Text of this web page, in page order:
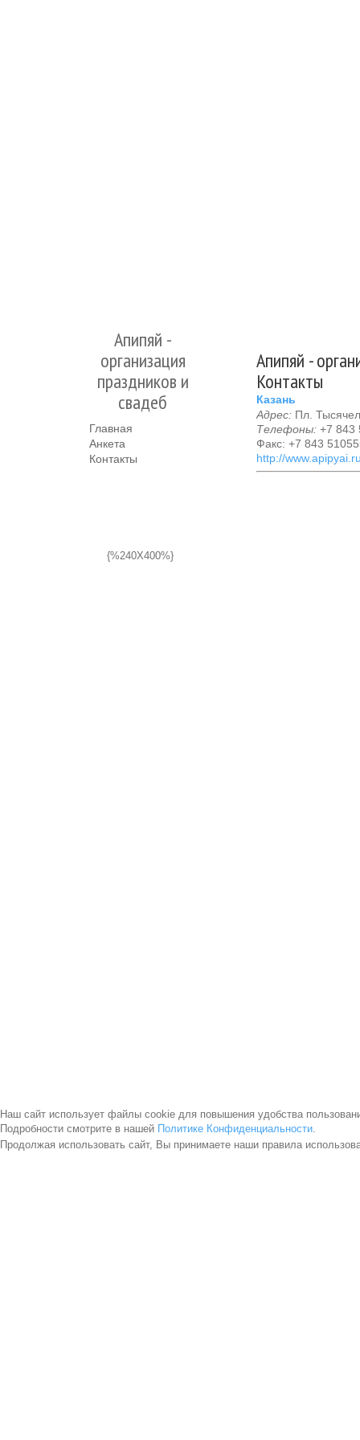
Апипяй -
организация
праздников и
свадеб
Главная
Анкета
Контакты
{%240X400%}
Апипяй -
Контакты
Казань
Адрес: Пл.
Телефоны: +7 843
Факс: +7 843
http://
Наш сайт использует файлы cookie для повышения удобства
Подробности смотрите в нашей Политике Конфиденциальности.
Продолжая использовать сайт, Вы принимаете наши правила